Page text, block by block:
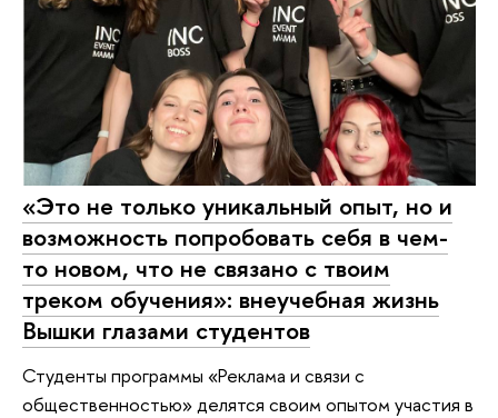
«Это не только уникальный опыт, но и
возможность попробовать себя в чем-
то новом, что не связано с твоим
треком обучения»: внеучебная жизнь
Вышки глазами студентов
Студенты программы «Реклама и связи с
общественностью» делятся своим опытом участия в